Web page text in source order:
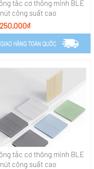
tắc cơ thông minh BLE
công suất cao
tắc cơ thông minh BLE
công suất cao